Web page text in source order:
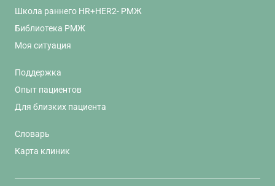
Школа раннего HR+HER2- РМЖ
Библиотека РМЖ
Моя ситуация
Поддержка
Опыт пациентов
Для близких пациента
Словарь
Карта клиник